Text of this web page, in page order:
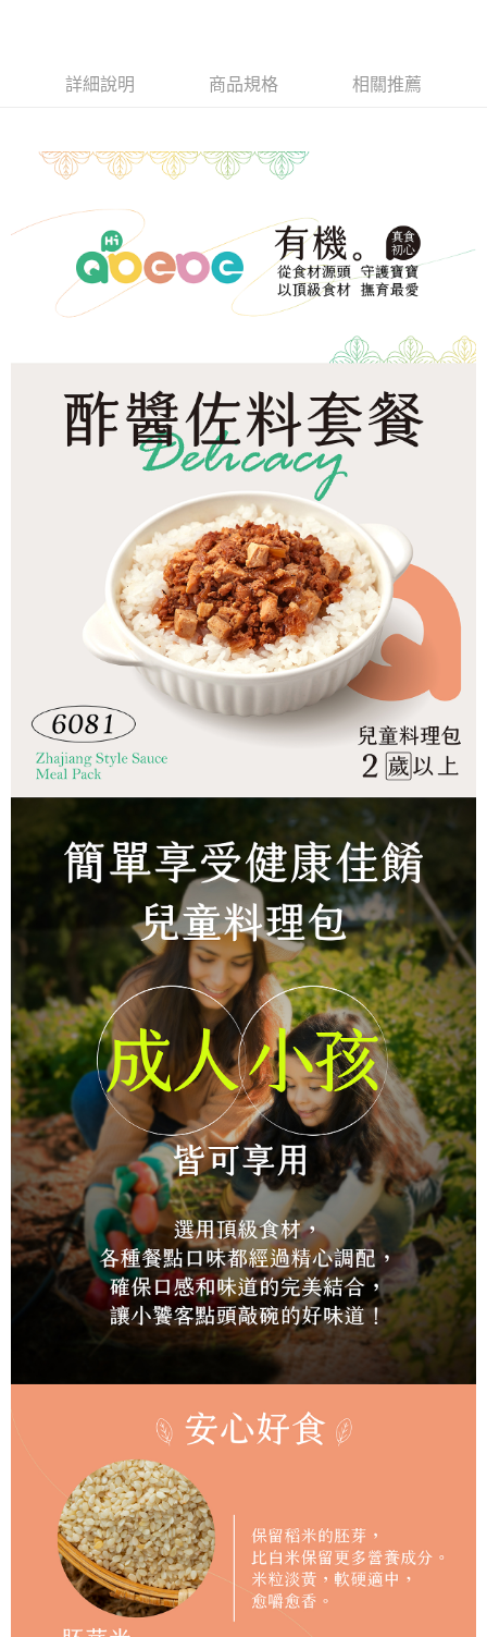
醒簡訊。
【注意事項】
1.本服務係由「台灣大哥大股份有限公司」（以下簡稱本公司）所提供，讓
買賣價金債權讓與本公司後，依約使用本公司帳單繳交帳款。
2.基於同意付款使用「大哥付你分期」之契約關係目的，商店將以您的個人
資料（包含姓名、電話或地址）提供予台灣大哥大進項蒐集、處理及利用，
由本公司與您本人進行分期帳單所需資料之確認、核對及更正。
3.完整用戶服務條款，請詳閱以下連結：
https://oppay.tw/userRule
１．於結帳方式選擇「AFTEE先享後付」後，將跳轉至「AFTEE先享後付」
３．收到繳費通知簡訊後14天內，點擊此簡訊中的連結，可透過四大超商／
ATM／網路銀行／等多元方式進行付款，方視為交易完成。
購買商品的店家。未經商家同意取消之訂單仍視為有效，需透過AFTEE先享
後付繳納相關費用。
※ 交易是否成功請以「AFTEE先享後付 」之結帳頁面顯示為準，若有關於
是否繳費成功／繳費後需取消欲退款等相關疑問，請聯繫「AFTEE先享後付
客戶支援中心」https://netprotections.freshdesk.com/support/home
１．透過由恩沛科技股份有限公司提供之「AFTEE先享後付」服務完成之交
易，需依本服務之必要範圍內提供個人資料，並將交易相關給付款項請求債
２．關於個人資料處理事宜，請瀏覽以下網址：
https://aftee.tw/terms/#terms3
３．未成年的使用者請事先徵得法定代理人或監護人之同意方可使用
「AFTEE先享後付」，若未經同意申辦者引起之損失，本公司不負相關責
４．使用「AFTEE先享後付」時，將依據個別帳號之用戶狀況，依本公司即
時審查核予不同之上限額度；若仍有額度不足之情形，本公司將視審查結果
請求用戶進行身份認證。
５．嚴禁一人註冊多個帳號或使用他人資訊註冊。若發現惡意使用之情形，
恩沛科技股份有限公司將有權停止該用戶之使用額度並採取法律行動。
冷凍宅配-本島
每筆NT$150，滿NT$1,500(含以上)免運費
冷凍宅配-離島
每筆NT$260
詳細說明 商品規格 相關推薦